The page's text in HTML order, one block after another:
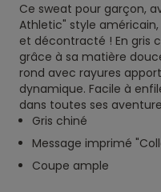
Ce sweat pour garçon,
Athletic" style
et décontracté ! En gris
grâce à sa matière
rond avec rayures
dynamique. Facile à
dans toutes ses
Gris chiné
Message imprimé
Coupe ample